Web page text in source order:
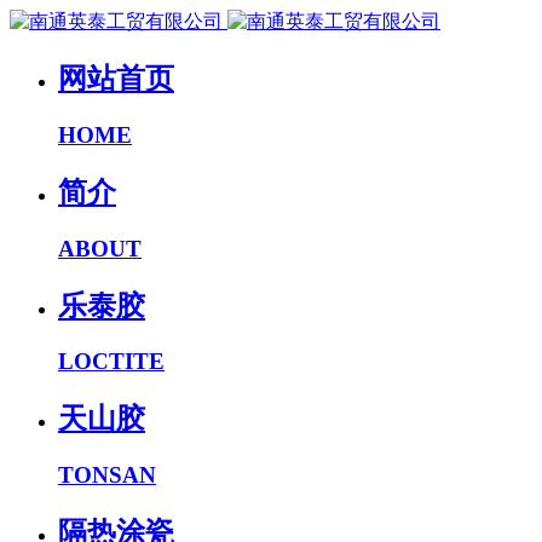
网站首页
HOME
简介
ABOUT
乐泰胶
LOCTITE
天山胶
TONSAN
隔热涂瓷